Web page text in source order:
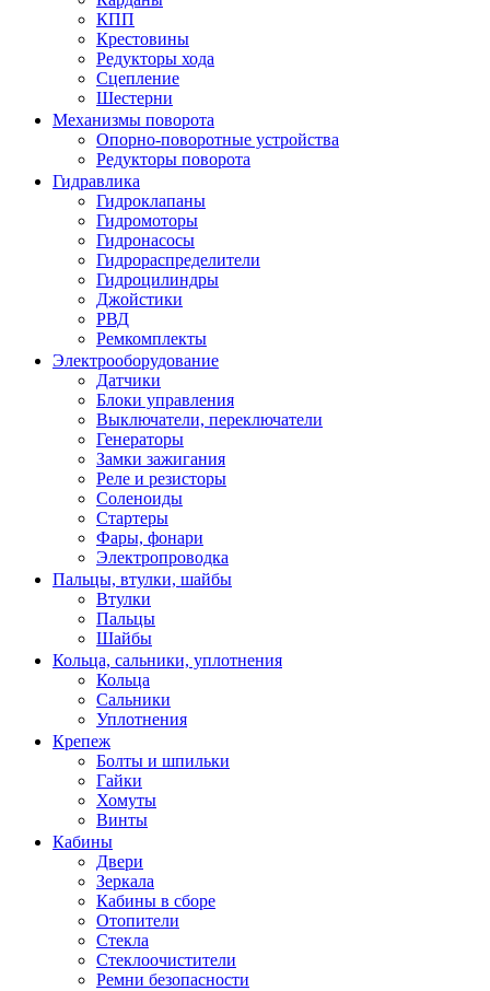
КПП
Крестовины
Редукторы хода
Сцепление
Шестерни
Механизмы поворота
Опорно-поворотные устройства
Редукторы поворота
Гидравлика
Гидроклапаны
Гидромоторы
Гидронасосы
Гидрораспределители
Гидроцилиндры
Джойстики
РВД
Ремкомплекты
Электрооборудование
Датчики
Блоки управления
Выключатели, переключатели
Генераторы
Замки зажигания
Реле и резисторы
Соленоиды
Стартеры
Фары, фонари
Электропроводка
Пальцы, втулки, шайбы
Втулки
Пальцы
Шайбы
Кольца, сальники, уплотнения
Кольца
Сальники
Уплотнения
Крепеж
Болты и шпильки
Гайки
Хомуты
Винты
Кабины
Двери
Зеркала
Кабины в сборе
Отопители
Стекла
Стеклоочистители
Ремни безопасности